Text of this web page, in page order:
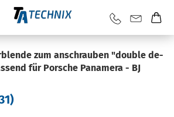
zum an­schrau­ben "dou­ble de­
für Por­sche Paname­ra - BJ
)